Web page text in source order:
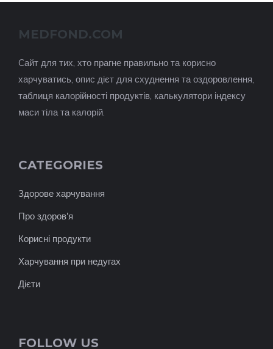
MEDFOND.COM
Cайт для тих, хто прагне правильно та корисно
харчуватись, опис дієт для схуднення та оздоровлення,
таблиця калорійності продуктів, калькулятори індексу
маси тіла та калорій.
CATEGORIES
Здорове харчування
Про здоров'я
Корисні продукти
Харчування при недугах
Дієти
FOLLOW US